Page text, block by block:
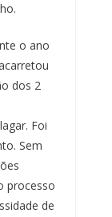
o ano
dos 2
Foi
Sem
processo
de